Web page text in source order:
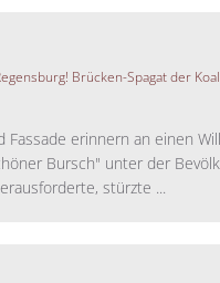
Brücken-Spagat der
Fassade erinnern an einen
Bursch" unter der
stürzte ...